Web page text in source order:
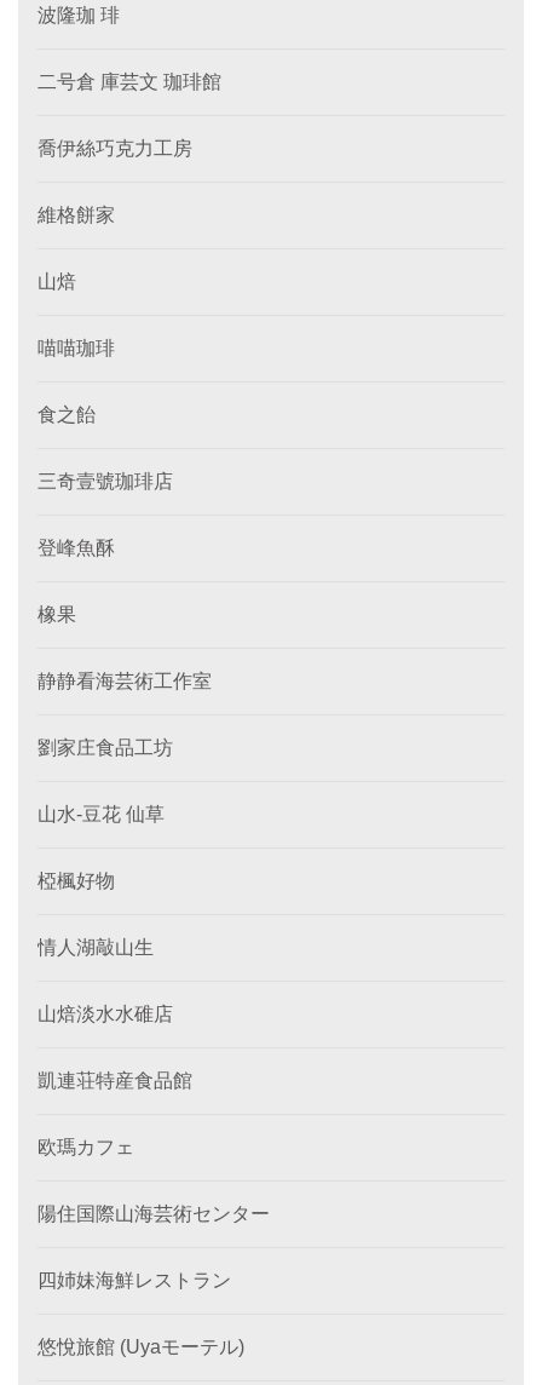
波隆珈 琲
二号倉 庫芸文 珈琲館
喬伊絲巧克力工房
維格餅家
山焙
喵喵珈琲
食之飴
三奇壹號珈琲店
登峰魚酥
橡果
静静看海芸術工作室
劉家庄食品工坊
山水-豆花 仙草
椏楓好物
情人湖敲山生
山焙淡水水碓店
凱連荘特産食品館
欧瑪カフェ
陽住国際山海芸術センター
四姉妹海鮮レストラン
悠悅旅館 (Uyaモーテル)